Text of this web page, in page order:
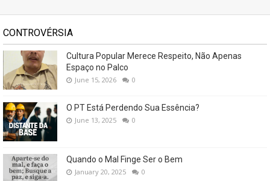
CONTROVÉRSIA
Cultura Popular Merece Respeito, Não Apenas
Espaço no Palco
June 15, 2026 0
O PT Está Perdendo Sua Essência?
June 13, 2025 0
Quando o Mal Finge Ser o Bem
January 20, 2025 0